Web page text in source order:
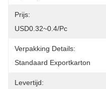
Prijs:
USD0.32~0.4/pc
Verpakking Details:
Standaard Exportkarton
Levertijd: